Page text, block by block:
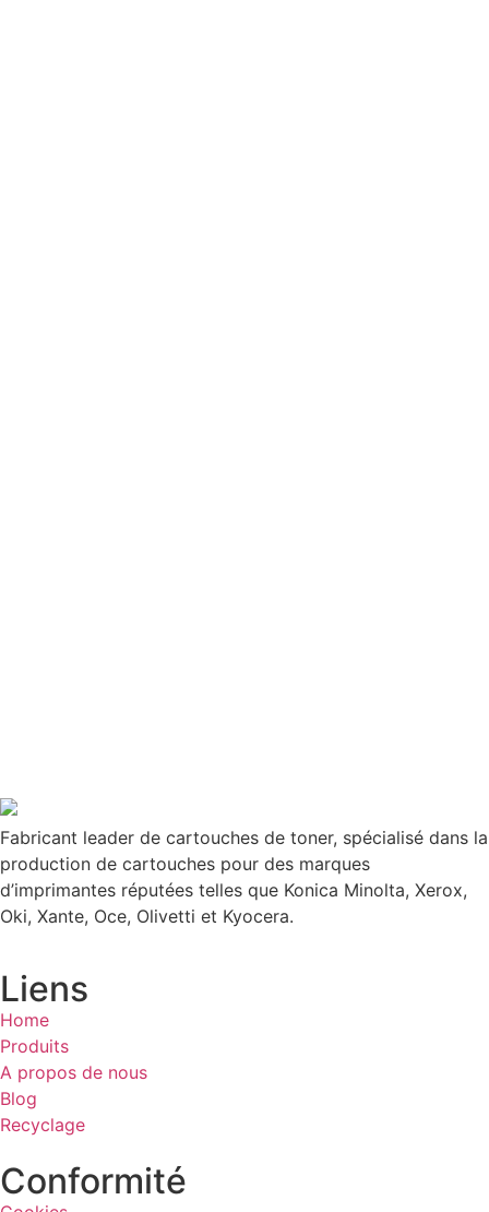
Fabricant leader de cartouches de toner, spécialisé dans la
production de cartouches pour des marques
d’imprimantes réputées telles que Konica Minolta, Xerox,
Oki, Xante, Oce, Olivetti et Kyocera.
Liens
Home
Produits
A propos de nous
Blog
Recyclage
Conformité